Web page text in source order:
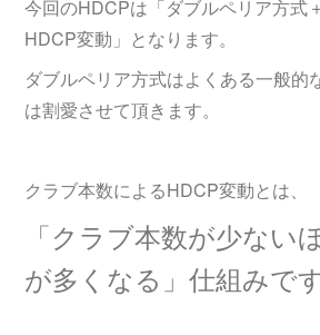
今回のHDCPは「ダブルペリア方式
HDCP変動」となります。
ダブルペリア方式はよくある一般的
は割愛させて頂きます。
クラブ本数によるHDCP変動とは、
「クラブ本数が少ない
が多くなる」仕組みです